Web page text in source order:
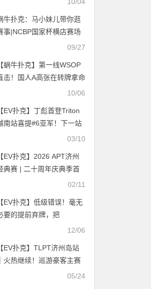
10/04
牛扑克：马小妹儿带你逛
事|NCBP国家杯横店赛场
09/27
【蜗牛扑克】第一线WSOP
击！国人A高张在转牌拿命
抓鸡 | 秋季百万赛邀您来当
10/06
【EV扑克】丁彪首登Triton
南站喜提#6亚军！下一站
将征服WSOP线上金戒指战
03/10
【EV扑克】2026 APT济州
典赛 | 二十周年庆典季首
场系列赛圆满结束！大赛连
02/11
【EV扑克】低级错误！毫无
要的提前弃牌，把
191,800美元的大池搞丢了
12/06
【EV扑克】TLPT济州岛站
｜火热继续！巡游豪客主赛
Day1众星云集Jungleman装
05/24